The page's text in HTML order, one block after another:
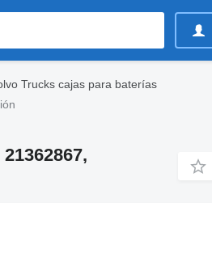
Trucks cajas para baterías